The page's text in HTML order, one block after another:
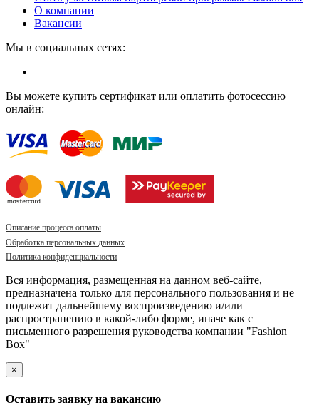
О компании
Вакансии
Мы в социальных сетях:
Вы можете купить сертификат или оплатить фотосессию
онлайн:
Описание процесса оплаты
Обработка персональных данных
Политика конфиденциальности
Вся информация, размещенная на данном веб-сайте,
предназначена только для персонального пользования и не
подлежит дальнейшему воспроизведению и/или
распространению в какой-либо форме, иначе как с
письменного разрешения руководства компании "Fashion
Box"
×
Оставить заявку на вакансию